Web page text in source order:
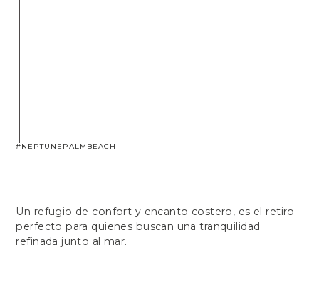
#NEPTUNEPALMBEACH
Un refugio de confort y encanto costero, es el retiro
perfecto para quienes buscan una tranquilidad
refinada junto al mar.